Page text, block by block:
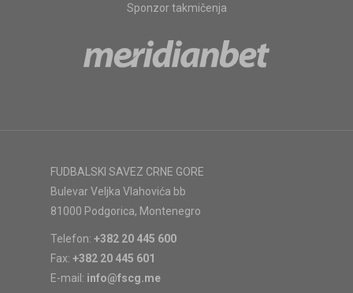
Sponzor takmičenja
FUDBALSKI SAVEZ CRNE GORE
Bulevar Veljka Vlahovića bb
81000 Podgorica, Montenegro
Telefon: +382 20 445 600
Fax: +382 20 445 601
E-mail: info@fscg.me